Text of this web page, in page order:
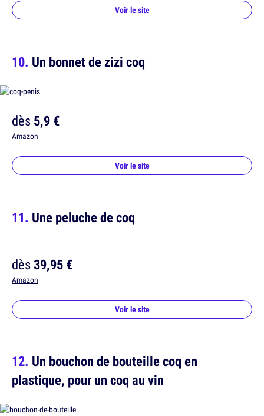
Voir le site
Un bonnet de zizi coq
dès5,9 €
Amazon
Voir le site
Une peluche de coq
dès39,95 €
Amazon
Voir le site
Un bouchon de bouteille coq en
plastique, pour un coq au vin